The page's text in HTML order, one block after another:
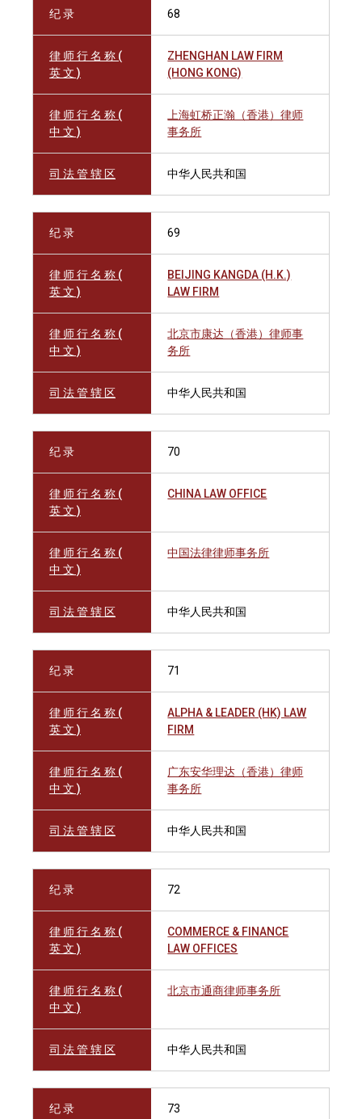
纪 录 68
律 师 行 名 称 (
英 文 )
ZHENGHAN LAW FIRM
(HONG KONG)
律 师 行 名 称 (
中 文 )
上海虹桥正瀚（香港）律师
事务所
司 法 管 辖 区 中华人民共和国
纪 录 69
律 师 行 名 称 (
英 文 )
BEIJING KANGDA (H.K.)
LAW FIRM
律 师 行 名 称 (
中 文 )
北京市康达（香港）律师事
务所
司 法 管 辖 区 中华人民共和国
纪 录 70
律 师 行 名 称 (
英 文 )
CHINA LAW OFFICE
律 师 行 名 称 (
中 文 )
中国法律律师事务所
司 法 管 辖 区 中华人民共和国
纪 录 71
律 师 行 名 称 (
英 文 )
ALPHA & LEADER (HK) LAW
FIRM
律 师 行 名 称 (
中 文 )
广东安华理达（香港）律师
事务所
司 法 管 辖 区 中华人民共和国
纪 录 72
律 师 行 名 称 (
英 文 )
COMMERCE & FINANCE
LAW OFFICES
律 师 行 名 称 (
中 文 )
北京市通商律师事务所
司 法 管 辖 区 中华人民共和国
纪 录 73